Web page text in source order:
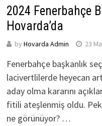
2024 Fenerbahçe
Hovarda’da
by Hovarda Admin 23
Fenerbahçe başkanlık
lacivertlilerde heyecan
aday olma kararını
fitili ateşlenmiş oldu.
ne görünüyor? …